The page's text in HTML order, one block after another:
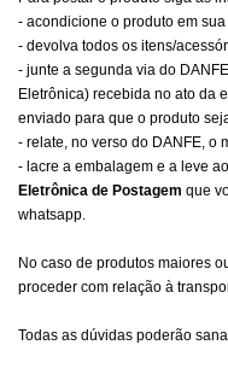
- acondicione o produto em
- devolva todos os itens/
- junte a segunda via do
Eletrônica) recebida no ato da
enviado para que o produto
- relate, no verso do DANFE, o
- lacre a embalagem e a leve
Eletrônica de Postagem que
whatsapp.
No caso de produtos maiores
proceder com relação à
Todas as dúvidas poderão